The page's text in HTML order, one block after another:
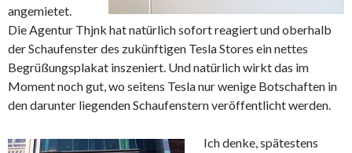
angemietet.
Die Agentur Thjnk hat natürlich sofort reagiert und oberhalb
der Schaufenster des zukünftigen Tesla Stores ein nettes
Begrüßungsplakat inszeniert. Und natürlich wirkt das im
Moment noch gut, wo seitens Tesla nur wenige Botschaften in
den darunter liegenden Schaufenstern veröffentlicht werden.
Ich denke, spätestens